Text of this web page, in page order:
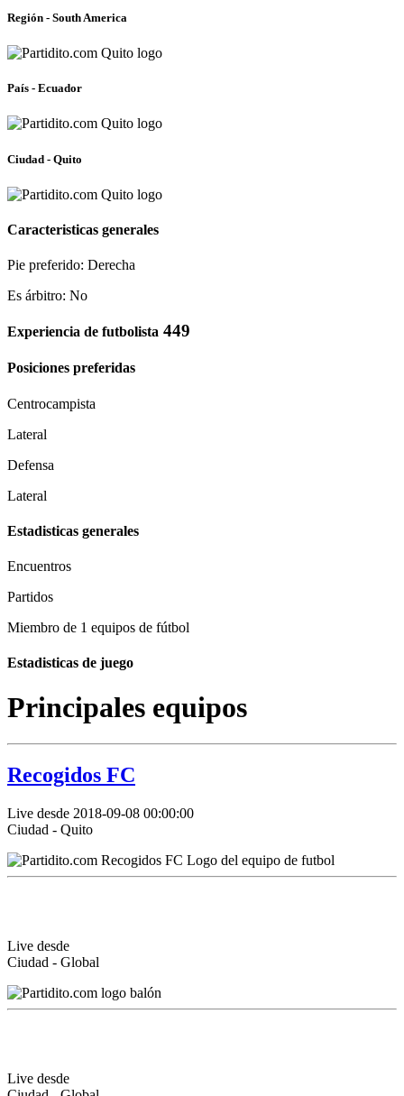
Región - South America
País - Ecuador
Ciudad - Quito
Caracteristicas generales
Pie preferido: Derecha
Es árbitro: No
Experiencia de futbolista 449
Posiciones preferidas
Centrocampista
Lateral
Defensa
Lateral
Estadisticas generales
Encuentros
Partidos
Miembro de 1 equipos de fútbol
Estadisticas de juego
Principales equipos
Recogidos FC
Live desde 2018-09-08 00:00:00
Ciudad - Quito
Live desde
Ciudad - Global
Live desde